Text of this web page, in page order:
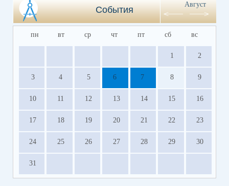
События
Август
пн вт ср чт пт сб вс
1 2
3 4 5 6 7 8 9
10 11 12 13 14 15 16
17 18 19 20 21 22 23
24 25 26 27 28 29 30
31